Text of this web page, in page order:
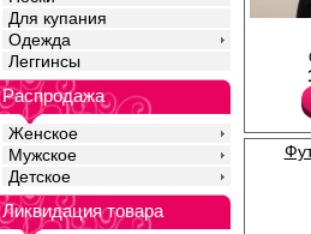
Для купания
Одежда
Леггинсы
Распродажа
Женское
Мужское
Детское
Ликвидация товара
Футболка мужская из
трикотажного
кроя, с короткими
круглым вырезом
принтом напитки и
Особенность этой
средней плотности
(бархатистым
американского
Мягкая, приятная на
натурального хлопка,
экологичность и